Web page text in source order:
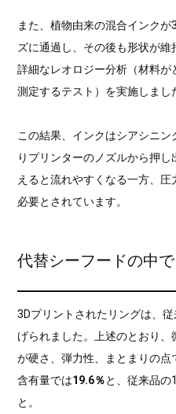
また、植物由来の混合インク
ズに通過し、その後も形状が維
詳細なレオロジー分析（材料
測定するテスト）を実施しまし
この結果、インクはシアシニ
りプリンターのノズルから押
えると流れやすくなる一方、
必要とされています。
代替シーフードの中
3Dプリントされたリングは、
げられました。上述のとおり
が硬さ、弾力性、まとまりの
含有量では19.6％と、従来品の
と。